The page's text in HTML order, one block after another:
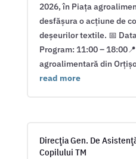
2026, în Piața
desfășura o acțiune de
deșeurilor textile. 📅
Program: 11:00 –
agroalimentară din
read more
Direcţia Gen. De
Copilului TM